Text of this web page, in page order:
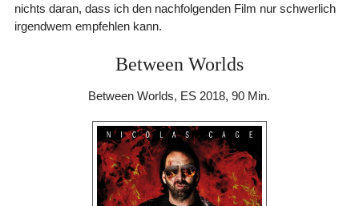
nichts daran, dass ich den nachfolgenden Film nur schwerlich
irgendwem empfehlen kann.
Between Worlds
Between Worlds, ES 2018, 90 Min.